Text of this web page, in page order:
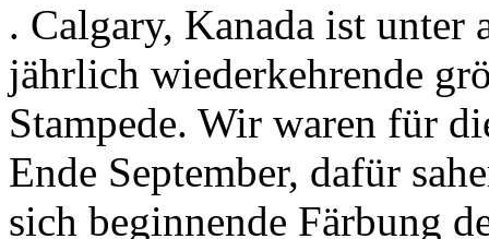
. Calgary, Kanada ist
jährlich wiederkehrende
Stampede. Wir waren für
Ende September, dafür
sich beginnende Färbung